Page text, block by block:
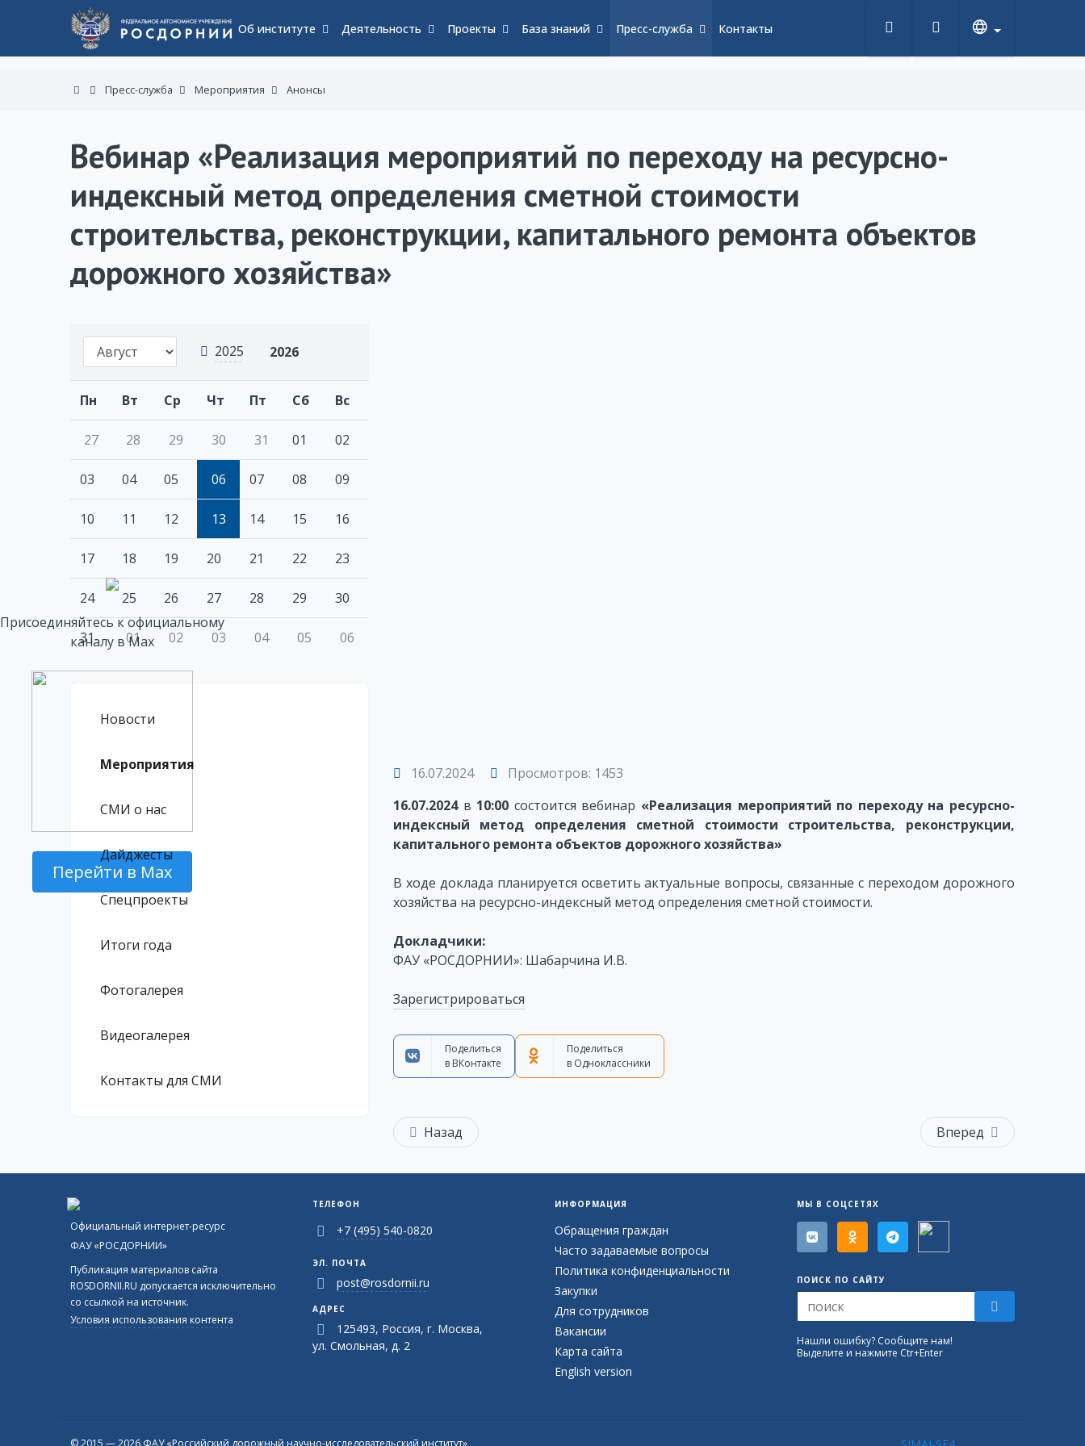
Об институте Деятельность Проекты База знаний Пресс-служба Контакты
Пресс-служба Мероприятия Анонсы
Вебинар «Реализация мероприятий по переходу на ресурсно-
индексный метод определения сметной стоимости
строительства, реконструкции, капитального ремонта объектов
дорожного хозяйства»
2025 2026
Пн Вт Ср Чт Пт Сб Вс
27 28 29 30 31 01 02
03 04 05 06 07 08 09
10 11 12 13 14 15 16
17 18 19 20 21 22 23
24 25 26 27 28 29 30
31 01 02 03 04 05 06
Новости
Мероприятия
СМИ о нас
Дайджесты
Спецпроекты
Итоги года
Фотогалерея
Видеогалерея
Контакты для СМИ
16.07.2024
Просмотров: 1453
16.07.2024в 10:00 состоится вебинар «Реализация мероприятий по переходу на ресурсно-
индексный метод определения сметной стоимости строительства, реконструкции,
капитального ремонта объектов дорожного хозяйства»
В ходе доклада планируется осветить актуальные вопросы, связанные с переходом дорожного
хозяйства на ресурсно-индексный метод определения сметной стоимости.
Докладчики:
ФАУ «РОСДОРНИИ»: Шабарчина И.В.
Зарегистрироваться
Поделиться
в ВКонтакте
Поделиться
в Одноклассники
Назад Вперед
Официальный интернет-ресурс
ФАУ «РОСДОРНИИ»
Публикация материалов сайта
ROSDORNII.RU допускается исключительно
со ссылкой на источник.
Условия использования контента
ТЕЛЕФОН
+7 (495) 540-0820
ЭЛ. ПОЧТА
post@rosdornii.ru
АДРЕС
125493, Россия, г. Москва,
ул. Смольная, д. 2
ИНФОРМАЦИЯ
Обращения граждан
Часто задаваемые вопросы
Политика конфиденциальности
Закупки
Для сотрудников
Вакансии
Карта сайта
English version
МЫ В СОЦСЕТЯХ
ПОИСК ПО САЙТУ
Нашли ошибку? Сообщите нам!
Выделите и нажмите Ctr+Enter
Присоединяйтесь к официальному
каналу в Max
Перейти в Max